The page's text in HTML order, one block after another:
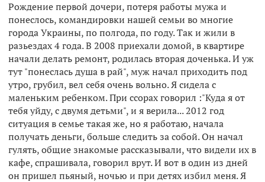
Рождение первой дочери, потеря работы мужа и
понеслось, командировки нашей семьи во многие
города Украины, по полгода, по году. Так и жили в
разьездах 4 года. В 2008 приехали домой, в квартире
начали делать ремонт, родилась вторая доченька. И уж
тут "понеслась душа в рай", муж начал приходить под
утро, грубил, вел себя очень вольно. Я сидела с
маленьким ребенком. При ссорах говорил :"Куда я от
тебя уйду, с двумя детьми", и я верила... 2012 год
ситуация в семье такая же, но я работаю, начала
получать деньги, больше следить за собой. Он начал
гулять, общие знакомые рассказывали, что видели их в
кафе, спрашивала, говорил врут. И вот в один из дней
он пришел пьяный, ночью и при детях избил меня. Я